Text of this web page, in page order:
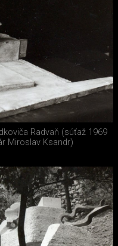
Radvaň (súťaž 1969
Miroslav Ksandr)